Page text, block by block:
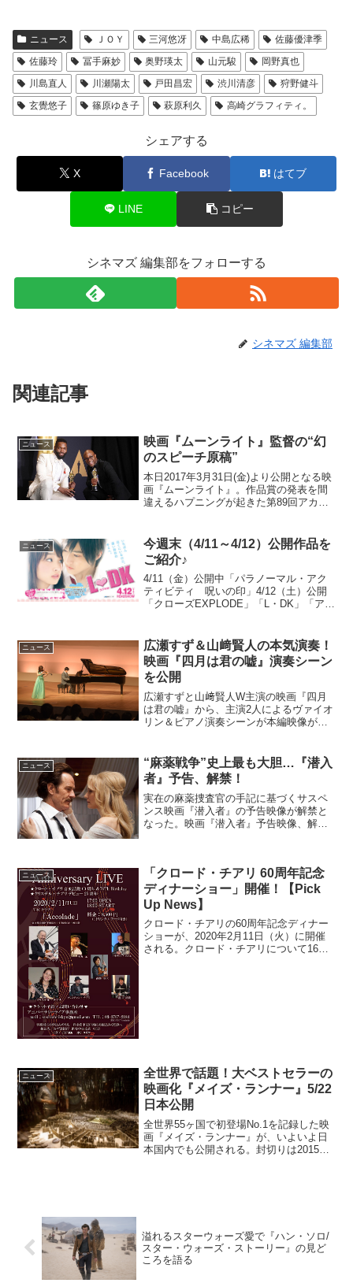
ニュース ＪＯＹ 三河悠冴 中島広稀
佐藤優津季
佐藤玲
冨手麻妙 奥野瑛太 山元駿
岡野真也
川島直人
川瀬陽太 戸田昌宏 渋川清彦
狩野健斗
玄覺悠子
篠原ゆき子 萩原利久 高崎グラフィティ。
シェアする
X Facebook はてブ
LINE コピー
シネマズ 編集部をフォローする
シネマズ 編集部
関連記事
ニュース
映画『ムーンライト』監督の“幻
のスピーチ原稿”
本日2017年3月31日(金)より公開となる映
画『ムーンライト』。作品賞の発表を間
違えるハプニングが起きた第89回アカデ
じめ用意していたという、“幻のスピーチ
原稿”がシ...
ニュース
今週末（4/11～4/12）公開作品を
ご紹介♪
4/11（金）公開中「パラノーマル・アク
ティビティ 呪いの印」4/12（土）公開
「クローズEXPLODE」「L・DK」「アク
は、シネマズが勝手に「好きっていいな
よ。」と...
ニュース
広瀬すず＆山﨑賢人の本気演奏！
映画『四月は君の嘘』演奏シーン
を公開
広瀬すずと山﨑賢人W主演の映画『四月
は君の嘘』から、主演2人によるヴァイオ
リン＆ピアノ演奏シーンが本編映像が解
は、累計発行部数500万部突し、第37回講
談社漫画賞受賞、...
ニュース
“麻薬戦争”史上最も大胆…『潜入
者』予告、解禁！
実在の麻薬捜査官の手記に基づくサスペ
ンス映画『潜入者』の予告映像が解禁と
なった。映画『潜入者』予告映像、解
入するドラッグのほとん...
ニュース
「クロード・チアリ 60周年記念
ディナーショー」開催！【Pick
Up News】
クロード・チアリの60周年記念ディナー
ショーが、2020年2月11日（火）に開催
される。クロード・チアリについて16歳
ニュース
全世界で話題！大ベストセラーの
映画化『メイズ・ランナー』5/22
日本公開
全世界55ヶ国で初登場No.1を記録した映
画『メイズ・ランナー』が、いよいよ日
本国内でも公開される。封切りは2015年5
溢れるスターウォーズ愛で『ハン・ソロ/
スター・ウォーズ・ストーリー』の見ど
ころを語る